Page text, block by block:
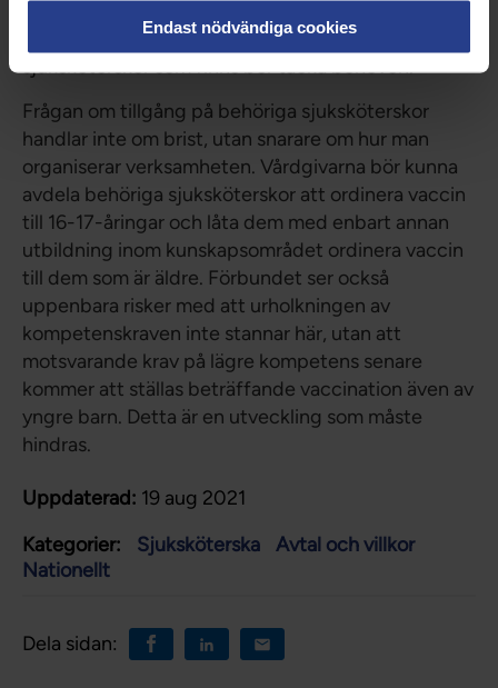
Endast nödvändiga cookies
inte några köer för vaccination och de behöriga
sjuksköterskor som finns bör täcka behoven.
Frågan om tillgång på behöriga sjuksköterskor
handlar inte om brist, utan snarare om hur man
organiserar verksamheten. Vårdgivarna bör kunna
avdela behöriga sjuksköterskor att ordinera vaccin
till 16-17-åringar och låta dem med enbart annan
utbildning inom kunskapsområdet ordinera vaccin
till dem som är äldre. Förbundet ser också
uppenbara risker med att urholkningen av
kompetenskraven inte stannar här, utan att
motsvarande krav på lägre kompetens senare
kommer att ställas beträffande vaccination även av
yngre barn. Detta är en utveckling som måste
hindras.
Uppdaterad: 19 aug 2021
Kategorier:
Sjuksköterska
Avtal och villkor
Nationellt
Dela sidan: